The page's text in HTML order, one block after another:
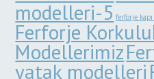
modelleri-5 ferforje
Ferforje
Modellerimiz
yatak modelleri